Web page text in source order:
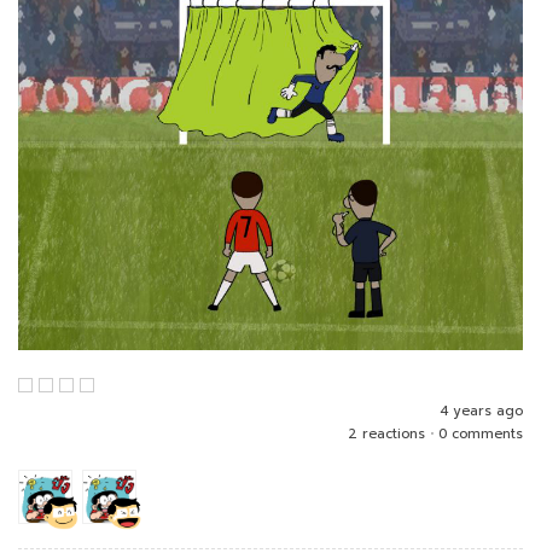
4 years ago
2 reactions • 0 comments